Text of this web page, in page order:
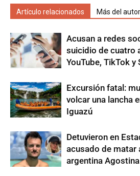
Artículo relacionados Más del autor
Acusan a redes
suicidio de cuatro
YouTube, TikTok
Excursión fatal:
volcar una lancha
Iguazú
Detuvieron en
acusado de matar
argentina